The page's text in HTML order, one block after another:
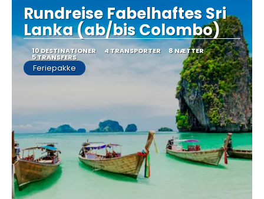
Rundreise Fabelhaftes Sri
Lanka (ab/bis Colombo)
10 DESTINATIONER 4 TRANSPORTER 8 NÆTTER
5 TRANSFERS
Feriepakke